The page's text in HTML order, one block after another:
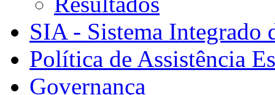
SIA - Sistema Integrado
Política de Assistência
Governança